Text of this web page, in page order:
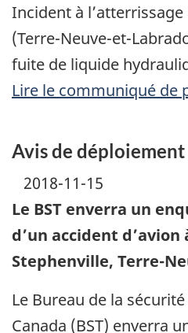
Incident à
(Terre-Neuve-et-
fuite de liquide
Lire le communiqué de
Avis de déploiement
2018-11-15
Le BST enverra un
d’un accident d’avion
Stephenville, Terre-
Le Bureau de la
Canada (BST) enverra